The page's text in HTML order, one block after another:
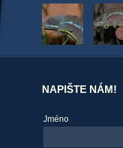
NAPIŠTE NÁM!
Jméno